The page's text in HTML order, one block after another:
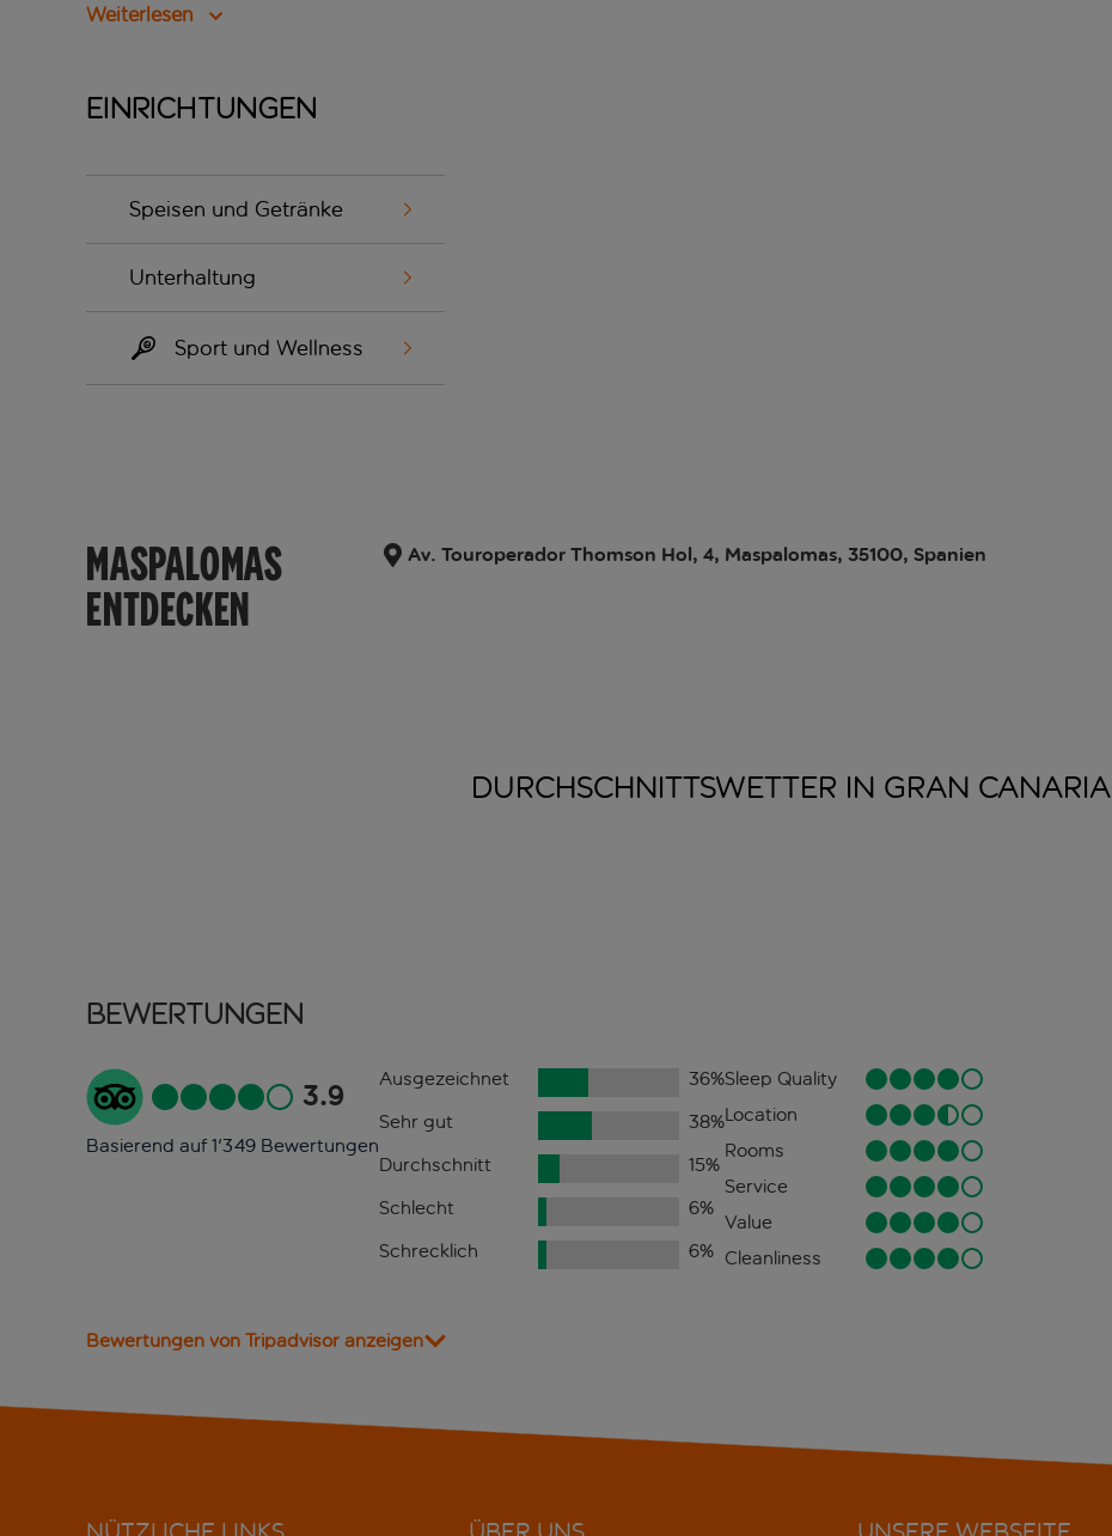
Weiterlesen
Einrichtungen
Speisen und Getränke
Unterhaltung
Sport und Wellness
MASPALOMAS
ENTDECKEN
Av. Touroperador Thomson Hol, 4, Maspalomas, 35100, Spanien
DURCHSCHNITTSWETTER IN GRAN CANARIA
Bewertungen
3.9
Basierend auf 1'349 Bewertungen
Ausgezeichnet 36%
Sehr gut
38%
Durchschnitt
15%
Schlecht
6%
Schrecklich
6%
Sleep Quality
Location
Rooms
Service
Value
Cleanliness
Bewertungen von Tripadvisor anzeigen